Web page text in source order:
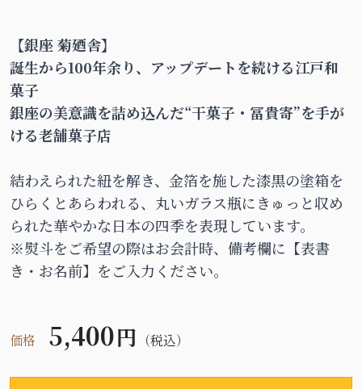
【銀座 菊廼舎】
誕生から100年余り、アップデートを続ける江戸和
菓子
銀座の美意識を詰め込んだ“干菓子・冨貴寄”を手が
ける老舗菓子店
結わえられた紐を解き、金箔を施した漆黒の塗箱を
ひらくとあらわれる、丸いガラス瓶にきゅっと収め
られた華やかな日本の四季を表現しています。
※熨斗をご希望の際はお会計時、備考欄に【表書
き・お名前】をご入力ください。
価格 5,400円 （税込）